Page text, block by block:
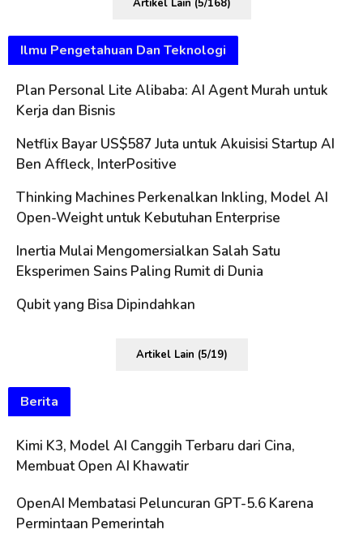
Artikel Lain (5/168)
Ilmu Pengetahuan Dan Teknologi
Plan Personal Lite Alibaba: AI Agent Murah untuk
Kerja dan Bisnis
Netflix Bayar US$587 Juta untuk Akuisisi Startup AI
Ben Affleck, InterPositive
Thinking Machines Perkenalkan Inkling, Model AI
Open-Weight untuk Kebutuhan Enterprise
Inertia Mulai Mengomersialkan Salah Satu
Eksperimen Sains Paling Rumit di Dunia
Qubit yang Bisa Dipindahkan
Artikel Lain (5/19)
Berita
Kimi K3, Model AI Canggih Terbaru dari Cina,
Membuat Open AI Khawatir
OpenAI Membatasi Peluncuran GPT-5.6 Karena
Permintaan Pemerintah